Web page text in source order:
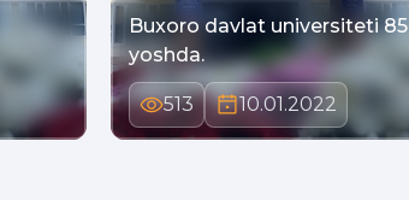
Buxoro davlat universiteti 85
yoshda.
513 10.01.2022